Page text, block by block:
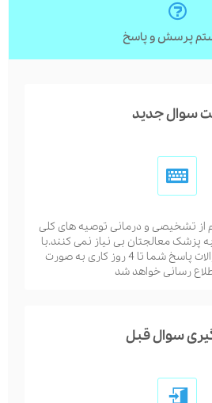
پرسش و پاسخ
سوال جدید
تشخیصی و درمانی توصیه های کلی
معالجتان بی نیاز نمی کنند.با
توجه به تعداد زیاد سوالات پاسخ شما تا 4 روز کاری به صورت
رسانی خواهد شد
سوال قبل